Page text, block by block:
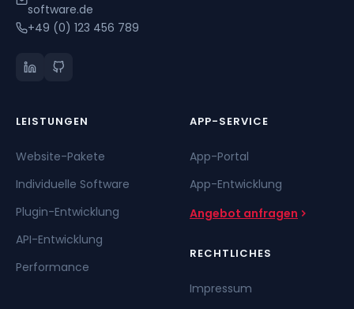
software.de
+49 (0) 123 456 789
LEISTUNGEN
Website-Pakete
Individuelle Software
Plugin-Entwicklung
API-Entwicklung
Performance
APP-SERVICE
App-Portal
App-Entwicklung
Angebot anfragen
RECHTLICHES
Impressum